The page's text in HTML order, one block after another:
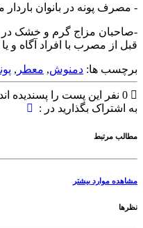
- مصرف پونه در بانوان
-صاحبان مزاج گرم و خشک در
قبل از مصرب با افراد آگاه و
برچسب ها: دمنوش, معطر ,
0 نفر این پست را پسندیده
به اشتراک بگذارید در :
مطالب مرتبط
مشاهده موارد بیشتر
نظرها